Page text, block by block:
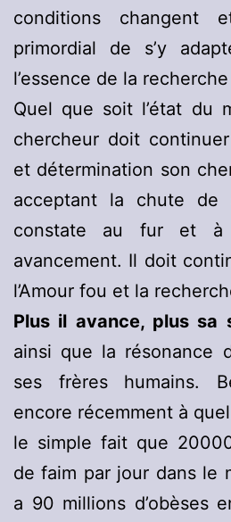
conditions changent
primordial de s’y
l’essence de la
Quel que soit l’état du
chercheur doit
et détermination son
acceptant la chute de
constate au fur et à
avancement. Il doit
l’Amour fou et la
Plus il avance, plus sa
ainsi que la résonance
ses frères humains.
encore récemment à
le simple fait que
de faim par jour dans le
a 90 millions d’obèses